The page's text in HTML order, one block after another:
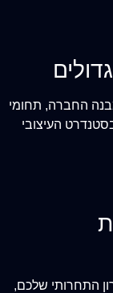
החברה, תחומי
העיצובי
התחרותי שלכם,